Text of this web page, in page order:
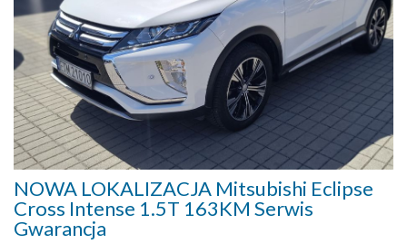
NOWA LOKALIZACJA Mitsubishi Eclipse
Cross Intense 1.5T 163KM Serwis
Gwarancja